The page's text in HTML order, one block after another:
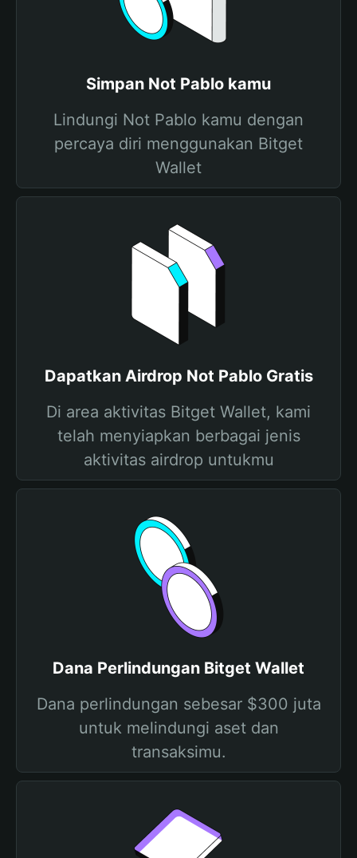
Simpan Not Pablo kamu
Lindungi Not Pablo kamu dengan
percaya diri menggunakan Bitget
Wallet
Dapatkan Airdrop Not Pablo Gratis
Di area aktivitas Bitget Wallet, kami
telah menyiapkan berbagai jenis
aktivitas airdrop untukmu
Dana Perlindungan Bitget Wallet
Dana perlindungan sebesar $300 juta
untuk melindungi aset dan
transaksimu.